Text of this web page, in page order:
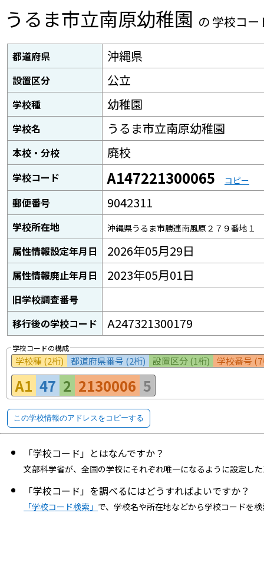
うるま市立南原幼稚園 の 学校コー
都道府県 沖縄県
設置区分 公立
学校種 幼稚園
学校名 うるま市立南原幼稚園
本校・分校 廃校
学校コード A147221300065 コピー
郵便番号 9042311
学校所在地 沖縄県うるま市勝連南風原２７９番地１
属性情報設定年月日 2026年05月29日
属性情報廃止年月日 2023年05月01日
旧学校調査番号
移行後の学校コード
A247321300179
学校コードの構成
学校種 (2桁) 都道府県番号 (2桁) 設置区分 (1桁) 学校番号
A1 47 2 2130006 5
この学校情報のアドレスをコピーする
「学校コード」とはなんですか？
文部科学省が、全国の学校にそれぞれ唯一になるように設定し
「学校コード」を調べるにはどうすればよいですか？
「学校コード検索」 で、学校名や所在地などから学校コードを